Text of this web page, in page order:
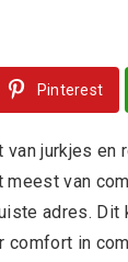
Pinterest
van jurkjes en
van
adres. Dit
comfort in